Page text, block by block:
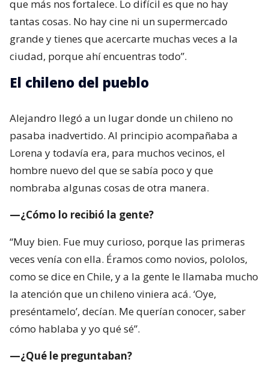
que más nos fortalece. Lo difícil es que no hay
tantas cosas. No hay cine ni un supermercado
grande y tienes que acercarte muchas veces a la
ciudad, porque ahí encuentras todo”.
El chileno del pueblo
Alejandro llegó a un lugar donde un chileno no
pasaba inadvertido. Al principio acompañaba a
Lorena y todavía era, para muchos vecinos, el
hombre nuevo del que se sabía poco y que
nombraba algunas cosas de otra manera.
—¿Cómo lo recibió la gente?
“Muy bien. Fue muy curioso, porque las primeras
veces venía con ella. Éramos como novios, pololos,
como se dice en Chile, y a la gente le llamaba mucho
la atención que un chileno viniera acá. ‘Oye,
preséntamelo’, decían. Me querían conocer, saber
cómo hablaba y yo qué sé”.
—¿Qué le preguntaban?